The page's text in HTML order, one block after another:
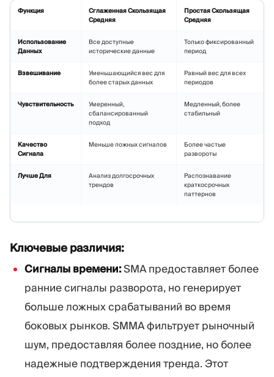
Функция
Сглаженная Скользящая
Средняя
Простая Скользящая
Средняя
Использование
Данных
Все доступные
исторические данные
Только фиксированный
период
Взвешивание
Уменьшающийся вес для
более старых данных
Равный вес для всех
периодов
Чувствительность
Умеренный,
сбалансированный
подход
Медленный, более
стабильный
Качество
Сигнала
Меньше ложных сигналов
Более частые
развороты
Лучше Для
Анализ долгосрочных
трендов
Распознавание
краткосрочных
паттернов
Ключевые различия:
Сигналы времени:SMA предоставляет более
ранние сигналы разворота, но генерирует
больше ложных срабатываний во время
боковых рынков. SMMA фильтрует рыночный
шум, предоставляя более поздние, но более
надежные подтверждения тренда. Этот